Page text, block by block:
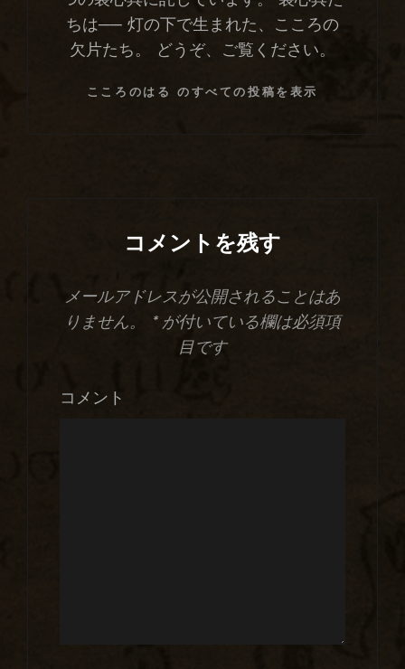
ちは── 灯の下で生まれた、こころの
欠片たち。 どうぞ、ご覧ください。
こころのはる のすべての投稿を表示
コメントを残す
メールアドレスが公開されることはあ
りません。
*が付いている欄は必須項
目です
コメント